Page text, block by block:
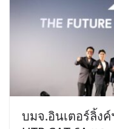
บมจ.อินเตอร์ลิ้งค์